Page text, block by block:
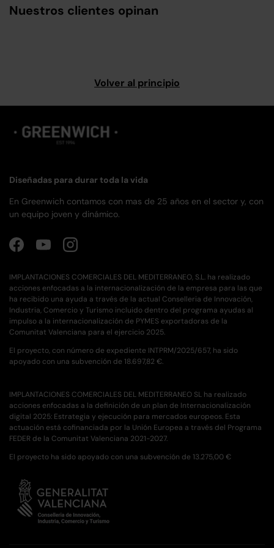
Nuestros clientes opinan
Volver al principio
Diseñadas para durar toda la vida
En Greenwich contamos con mas de 25 años en el sector y, con
un equipo joven y dinámico.
FacebookYouTubeInstagram
IMPLANTACIONES COMERCIALES DEL MEDITERRANEO, S.L. ha realizado
acciones enfocadas a la internacionalización de la empresa para las que
ha recibido una ayuda a través de la actual Conselleria de Innovación,
Industria, Comercio y Turismo incluido dentro del programa ayudas al
impulso a la internacionalización de PYMES exportadoras de la
Comunitat Valenciana para el ejercicio 2025.
El proyecto, con número de expediente INTPRM/2025/657, ha sido
apoyado con una subvención de 18.697,82 €.
IMPLANTACIONES COMERCIALES DEL MEDITERRANEO SL ha realizado
acciones enfocadas a la definición de un plan de Internacionalización
digital 2025: Estrategia y ejecución para mercados europeos. Esta
actuación está cofinanciada por la Unión Europea a través del Programa
FEDER de la Comunitat Valenciana 2021-2027.
El proyecto ha sido apoyado con una subvención de 13.275,00 €